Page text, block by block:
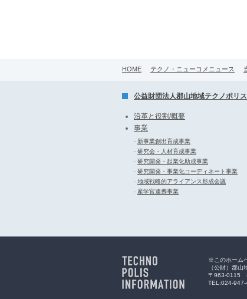
HOME テクノ・ニューコメニュース
公益財団法人郡山地域テクノポリ
沿革と役割/概要
事業
- 新事業創出育成事業
- 研究会・人材育成事業
- 研究開発・起業化助成事業
- 研究開発・事業化コーディネート事業
- 地域戦略的アライアンス形成会議
- 産学官連携事業
※このホーム
（公財）郡
〒963-0115
TEL:024-